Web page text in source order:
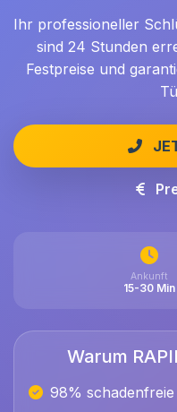
Ihr professioneller
sind 24 Stunden
Festpreise und
Ankunft
15-30 Min
Warum
98%